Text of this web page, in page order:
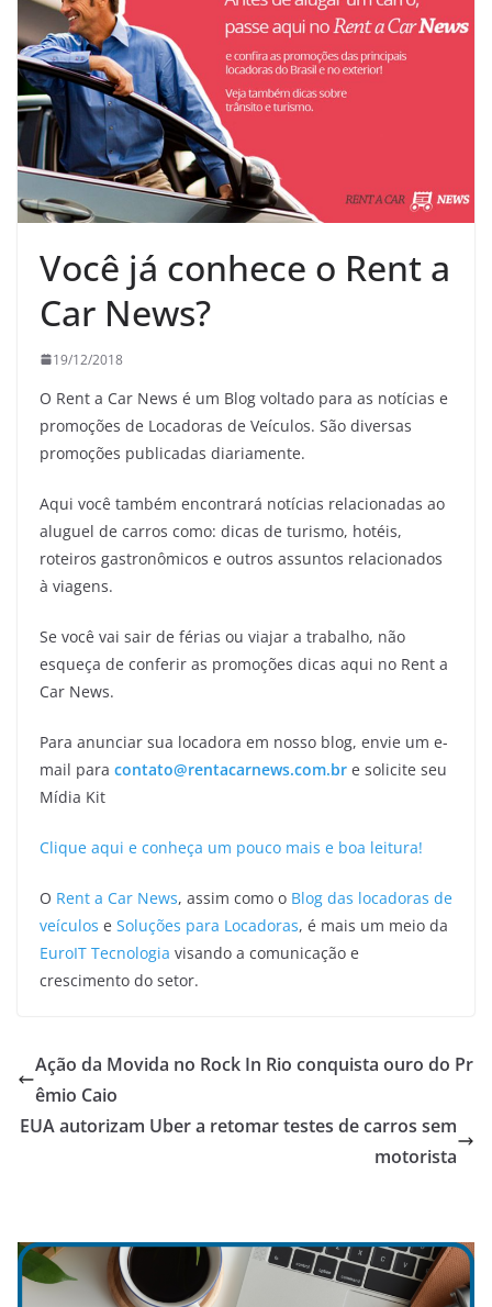
Você já conhece o Rent a
Car News?
19/12/2018
O Rent a Car News é um Blog voltado para as notícias e
promoções de Locadoras de Veículos. São diversas
promoções publicadas diariamente.
Aqui você também encontrará notícias relacionadas ao
aluguel de carros como: dicas de turismo, hotéis,
roteiros gastronômicos e outros assuntos relacionados
à viagens.
Se você vai sair de férias ou viajar a trabalho, não
esqueça de conferir as promoções dicas aqui no Rent a
Car News.
Para anunciar sua locadora em nosso blog, envie um e-
mail para contato@rentacarnews.com.br e solicite seu
Mídia Kit
Clique aqui e conheça um pouco mais e boa leitura!
O Rent a Car News, assim como o Blog das locadoras de
veículos e Soluções para Locadoras, é mais um meio da
EuroIT Tecnologia visando a comunicação e
crescimento do setor.
Ação da Movida no Rock In Rio conquista ouro do Pr
êmio Caio
EUA autorizam Uber a retomar testes de carros sem
motorista